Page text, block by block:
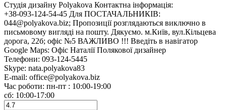
Cтудія дизайну Polyakova Контактна інформація:
+38-093-124-54-45 Для ПОСТАЧАЛЬНИКІВ:
044@polyakova.biz; Пропозиції розглядаються виключно в
письмовому вигляді на пошту. Дякуємо. м.Київ, вул.Кільцева
дорога, 22б; офіс №5 ВАЖЛИВО !!! Введіть в навігатор
Google Maps: Офіс Наталії Полякової дизайнер
Телефони: 093-124-5445
Skype: nata.polyakova83
E-mail: office@polyakova.biz
Час роботи: пн-пт : 10:00-19:00
сб: 10:00-17:00